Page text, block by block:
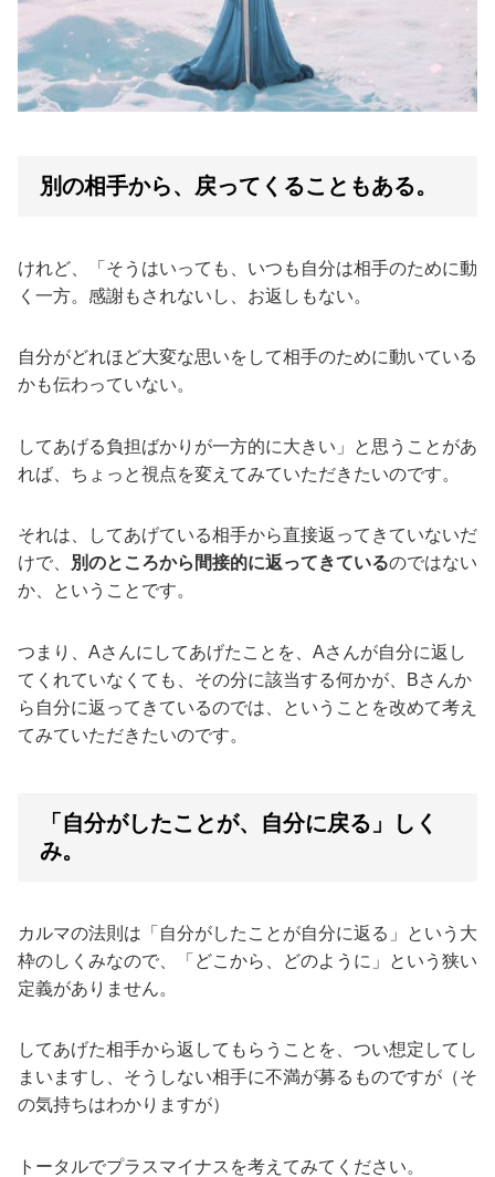
別の相手から、戻ってくることもある。
けれど、「そうはいっても、いつも自分は相手のために動
く一方。感謝もされないし、お返しもない。
自分がどれほど大変な思いをして相手のために動いている
かも伝わっていない。
してあげる負担ばかりが一方的に大きい」と思うことがあ
れば、ちょっと視点を変えてみていただきたいのです。
それは、してあげている相手から直接返ってきていないだ
けで、
別のところから間接的に返ってきているのではない
か、ということです。
つまり、Aさんにしてあげたことを、Aさんが自分に返し
てくれていなくても、その分に該当する何かが、Bさんか
ら自分に返ってきているのでは、ということを改めて考え
てみていただきたいのです。
「自分がしたことが、自分に戻る」しく
み。
カルマの法則は「自分がしたことが自分に返る」という大
枠のしくみなので、「どこから、どのように」という狭い
定義がありません。
してあげた相手から返してもらうことを、つい想定してし
まいますし、そうしない相手に不満が募るものですが（そ
の気持ちはわかりますが）
トータルでプラスマイナスを考えてみてください。